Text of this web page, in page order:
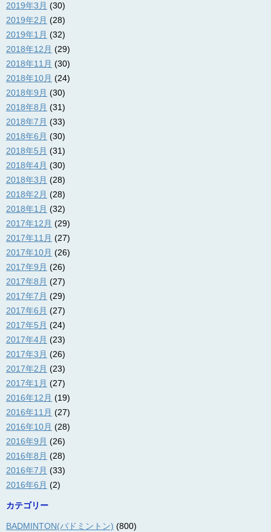
2019年3月 (30)
2019年2月 (28)
2019年1月 (32)
2018年12月 (29)
2018年11月 (30)
2018年10月 (24)
2018年9月 (30)
2018年8月 (31)
2018年7月 (33)
2018年6月 (30)
2018年5月 (31)
2018年4月 (30)
2018年3月 (28)
2018年2月 (28)
2018年1月 (32)
2017年12月 (29)
2017年11月 (27)
2017年10月 (26)
2017年9月 (26)
2017年8月 (27)
2017年7月 (29)
2017年6月 (27)
2017年5月 (24)
2017年4月 (23)
2017年3月 (26)
2017年2月 (23)
2017年1月 (27)
2016年12月 (19)
2016年11月 (27)
2016年10月 (28)
2016年9月 (26)
2016年8月 (28)
2016年7月 (33)
2016年6月 (2)
カテゴリー
BADMINTON(バドミントン) (800)